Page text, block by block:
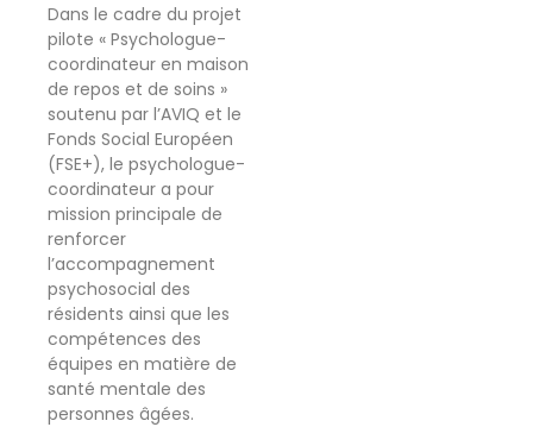
Dans le cadre du projet
pilote « Psychologue-
coordinateur en maison
de repos et de soins »
soutenu par l’AVIQ et le
Fonds Social Européen
(FSE+), le psychologue-
coordinateur a pour
mission principale de
renforcer
l’accompagnement
psychosocial des
résidents ainsi que les
compétences des
équipes en matière de
santé mentale des
personnes âgées.